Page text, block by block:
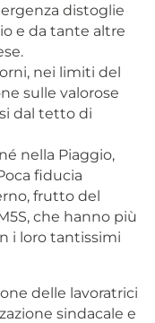
distoglie
e da tante altre
nei limiti del
sulle valorose
dal tetto di
nella Piaggio,
fiducia
frutto del
che hanno più
i loro tantissimi
delle lavoratrici
sindacale e